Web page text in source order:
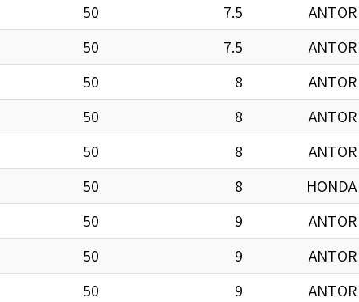
ANTOR
7.5
50
ANTOR
7.5
50
ANTOR
8
50
ANTOR
8
50
ANTOR
8
50
HONDA
8
50
ANTOR
9
50
ANTOR
9
50
ANTOR
9
50